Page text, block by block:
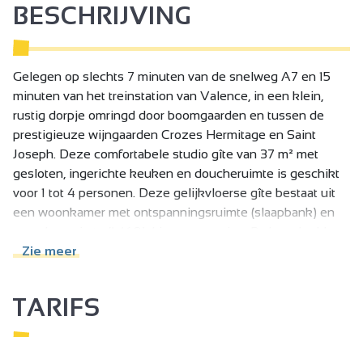
BESCHRIJVING
Gelegen op slechts 7 minuten van de snelweg A7 en 15
minuten van het treinstation van Valence, in een klein,
rustig dorpje omringd door boomgaarden en tussen de
prestigieuze wijngaarden Crozes Hermitage en Saint
Joseph. Deze comfortabele studio gîte van 37 m² met
gesloten, ingerichte keuken en doucheruimte is geschikt
voor 1 tot 4 personen. Deze gelijkvloerse gîte bestaat uit
een woonkamer met ontspanningsruimte (slaapbank) en
met de eigenaren, een andere gîte en chambre d'hôtes,
De gîte is uitgerust met een wasmachine.
Huisdieren zijn niet toegestaan.
Zie meer
TARIFS